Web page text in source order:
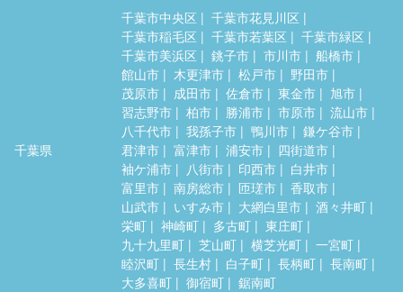
千葉県
千葉市中央区
千葉市花見川区
千葉市稲毛区
千葉市若葉区
千葉市緑区
千葉市美浜区
銚子市 市川市
船橋市
館山市
木更津市 松戸市
野田市
茂原市
成田市 佐倉市 東金市
旭市
習志野市
柏市 勝浦市 市原市
流山市
八千代市
我孫子市 鴨川市
鎌ケ谷市
君津市
富津市 浦安市
四街道市
袖ケ浦市
八街市 印西市
白井市
富里市
南房総市 匝瑳市
香取市
山武市
いすみ市 大網白里市
酒々井町
栄町
神崎町 多古町
東庄町
九十九里町
芝山町 横芝光町
一宮町
睦沢町
長生村 白子町 長柄町
長南町
大多喜町
御宿町 鋸南町